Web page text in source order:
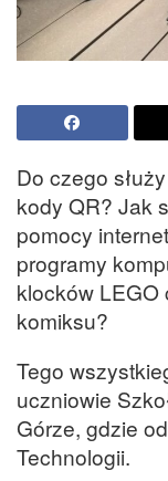
Do czego
kody QR? Jak
pomocy
programy
klocków LEGO
komiksu?
Tego
uczniowie
Górze, gdzie
Technologii.